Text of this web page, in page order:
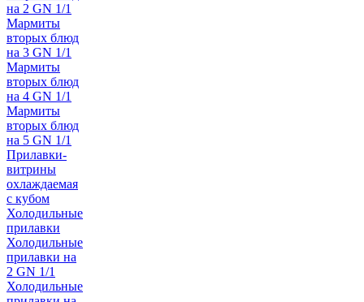
на 2 GN 1/1
Мармиты
вторых блюд
на 3 GN 1/1
Мармиты
вторых блюд
на 4 GN 1/1
Мармиты
вторых блюд
на 5 GN 1/1
Прилавки-
витрины
охлаждаемая
с кубом
Холодильные
прилавки
Холодильные
прилавки на
2 GN 1/1
Холодильные